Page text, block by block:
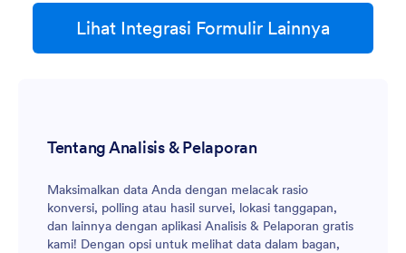
Lihat Integrasi Formulir Lainnya
Tentang Analisis & Pelaporan
Maksimalkan data Anda dengan melacak rasio
konversi, polling atau hasil survei, lokasi tanggapan,
dan lainnya dengan aplikasi Analisis & Pelaporan gratis
kami! Dengan opsi untuk melihat data dalam bagan,